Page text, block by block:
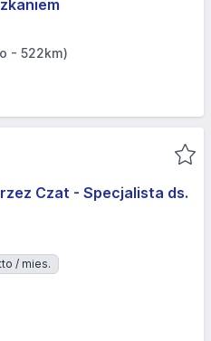
- 522km)
Czat - Specjalista ds.
/ mies.